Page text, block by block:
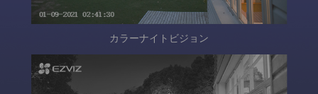
カラーナイトビジョン